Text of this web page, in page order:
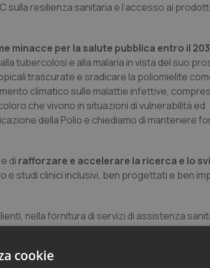
sulla resilienza sanitaria e l’accesso ai
minacce per la salute pubblica entro il
tubercolosi e alla malaria in vista del suo
trascurate e sradicare la poliomielite
climatico sulle malattie infettive,
che vivono in situazioni di vulnerabilità ed
della Polio e chiediamo di mantenere
di rafforzare e accelerare la ricerca e lo
studi clinici inclusivi, ben progettati e ben
nella fornitura di servizi di assistenza
il G20 Public Health Workforce
sulle pandemie e le epidemie per una
pandemiche ed epidemiche.
cookie